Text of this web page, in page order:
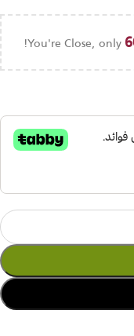
You're Close, only